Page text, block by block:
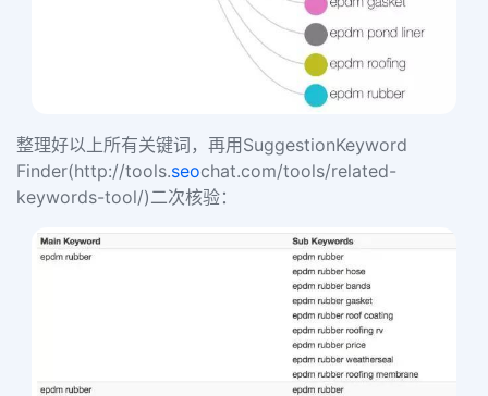
整理好以上所有关键词，再用 SuggestionKeyword
Finder(http://tools.seochat.com/tools/related-
keywords-tool/)二次核验：